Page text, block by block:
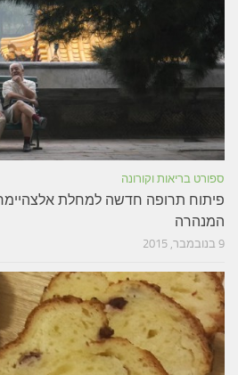
ספורט בריאות וקורונה
פיתוח תרופה חדשה למחלת
המנהרה
9 בנובמבר, 2015